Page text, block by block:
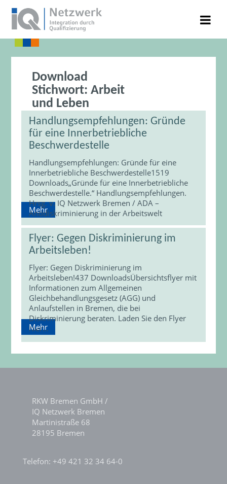
Download
Stichwort:Arbeit
und Leben
Handlungsempfehlungen: Gründe
für eine Innerbetriebliche
Beschwerdestelle
Handlungsempfehlungen: Gründe für eine
Innerbetriebliche Beschwerdestelle1519
Downloads„Gründe für eine Innerbetriebliche
Beschwerdestelle.“ Handlungsempfehlungen.
Hrsg. v. IQ Netzwerk Bremen / ADA –
Antidiskriminierung in der Arbeitswelt
Mehr
Flyer: Gegen Diskriminierung im
Arbeitsleben!
Flyer: Gegen Diskriminierung im
Arbeitsleben!437 DownloadsÜbersichtsflyer mit
Informationen zum Allgemeinen
Gleichbehandlungsgesetz (AGG) und
Anlaufstellen in Bremen, die bei
Diskriminierung beraten. Laden Sie den Flyer
hier…
Mehr
RKW Bremen GmbH /
IQ Netzwerk Bremen
Martinistraße 68
28195 Bremen
Telefon: +49 421 32 34 64-0